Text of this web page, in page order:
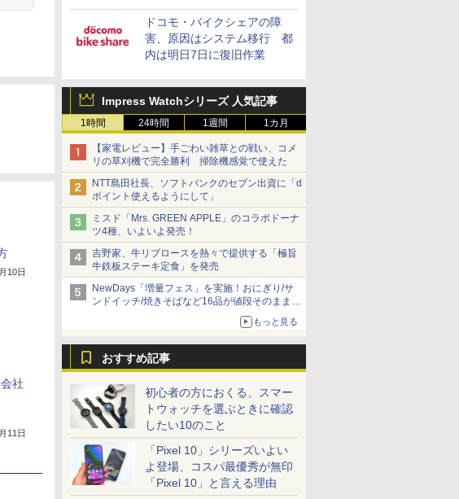
ドコモ・バイクシェアの障
害、原因はシステム移行 都
内は明日7日に復旧作業
Impress Watchシリーズ 人気記事
1時間 24時間 1週間 1カ月
【家電レビュー】手ごわい雑草との戦い、コメ
リの草刈機で完全勝利 掃除機感覚で使えた
NTT島田社長、ソフトバンクのセブン出資に「d
ポイント使えるようにして」
ミスド「Mrs. GREEN APPLE」のコラボドーナ
ツ4種、いよいよ発売！
吉野家、牛リブロースを熱々で提供する「極旨
牛鉄板ステーキ定食」を発売
NewDays「増量フェス」を実施！おにぎり/サ
ンドイッチ/焼きそばなど16品が値段そのままで
もっと見る
おすすめ記事
初心者の方におくる、スマー
トウォッチを選ぶときに確認
したい10のこと
「Pixel 10」シリーズいよい
よ登場、コスパ最優秀が無印
「Pixel 10」と言える理由
10日
社
11日